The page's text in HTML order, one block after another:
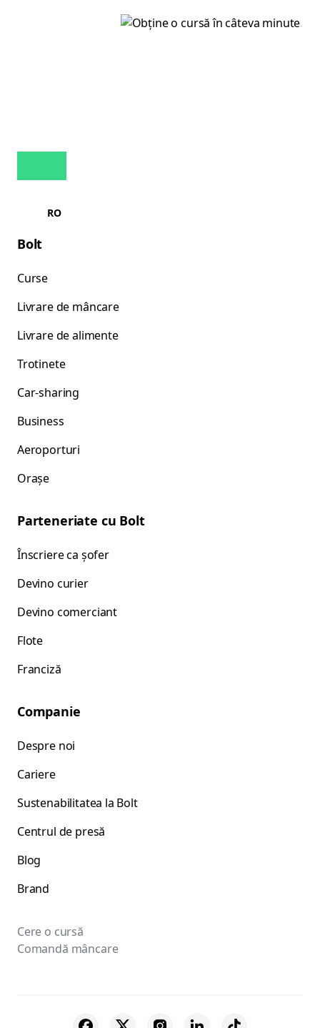
RO
Bolt
Curse
Livrare de mâncare
Livrare de alimente
Trotinete
Car-sharing
Business
Aeroporturi
Orașe
Parteneriate cu Bolt
Înscriere ca șofer
Devino curier
Devino comerciant
Flote
Franciză
Companie
Despre noi
Cariere
Sustenabilitatea la Bolt
Centrul de presă
Blog
Brand
Cere o cursă
Comandă mâncare